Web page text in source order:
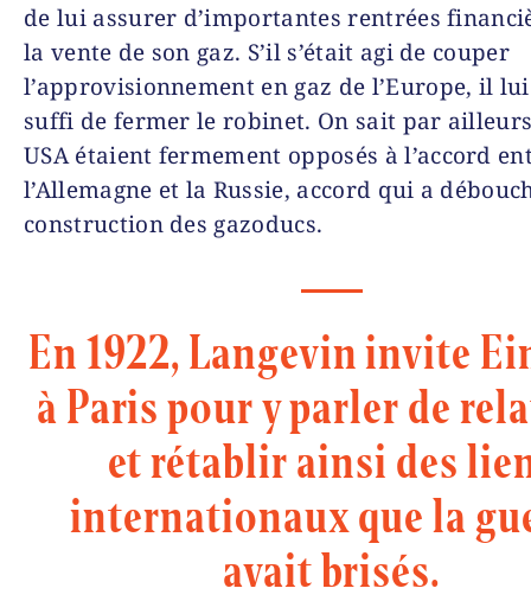
de lui assurer d’importantes rentrées
la vente de son gaz. S’il s’était agi de couper
l’approvisionnement en gaz de l’Europe, il
suffi de fermer le robinet. On sait par
USA étaient fermement opposés à l’accord
l’Allemagne et la Russie, accord qui a
construction des gazoducs.
En 1922, Langevin invite
à Paris pour y parler de
et rétablir ainsi des
internatio­naux que la
avait brisés.